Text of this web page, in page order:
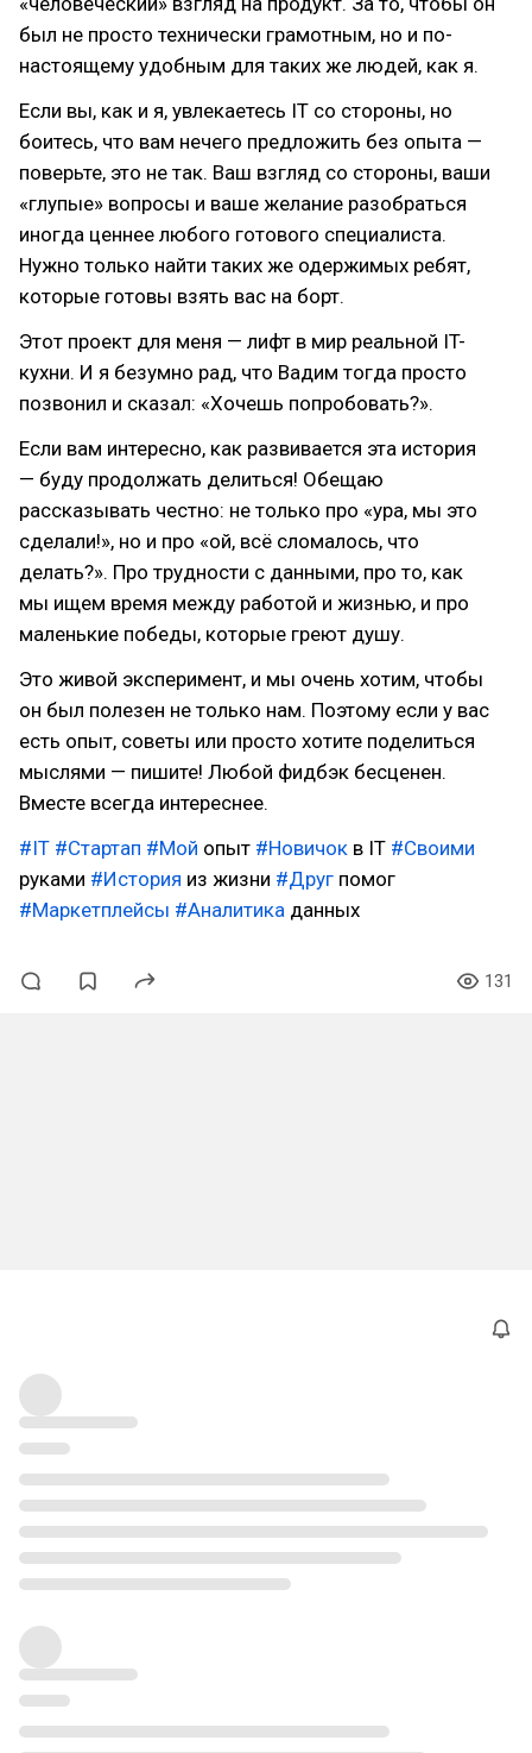
был не просто технически грамотным, но и по-
настоящему удобным для таких же людей, как я.
Если вы, как и я, увлекаетесь IT со стороны, но
боитесь, что вам нечего предложить без опыта —
поверьте, это не так. Ваш взгляд со стороны, ваши
«глупые» вопросы и ваше желание разобраться
иногда ценнее любого готового специалиста.
Нужно только найти таких же одержимых ребят,
которые готовы взять вас на борт.
Этот проект для меня — лифт в мир реальной IT-
кухни. И я безумно рад, что Вадим тогда просто
позвонил и сказал: «Хочешь попробовать?».
Если вам интересно, как развивается эта история
— буду продолжать делиться! Обещаю
рассказывать честно: не только про «ура, мы это
сделали!», но и про «ой, всё сломалось, что
делать?». Про трудности с данными, про то, как
мы ищем время между работой и жизнью, и про
маленькие победы, которые греют душу.
Это живой эксперимент, и мы очень хотим, чтобы
он был полезен не только нам. Поэтому если у вас
есть опыт, советы или просто хотите поделиться
мыслями — пишите! Любой фидбэк бесценен.
Вместе всегда интереснее.
#IT #Стартап #Мой опыт #Новичок в IT #Своими
руками #История из жизни #Друг помог
#Маркетплейсы #Аналитика данных
131